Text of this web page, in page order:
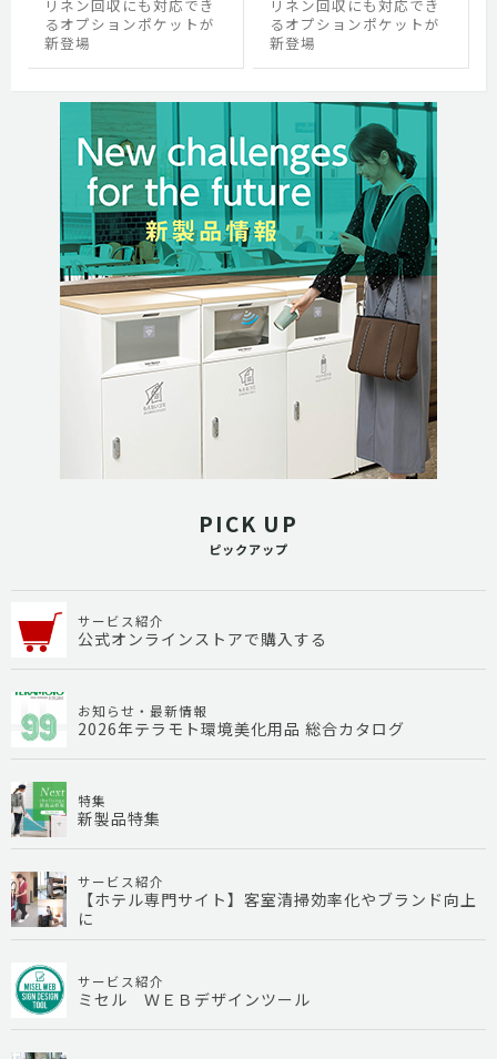
リネン回収にも対応でき
るオプションポケットが
新登場
リネン回収にも対応でき
るオプションポケットが
新登場
PICK UP
ピックアップ
サービス紹介
公式オンラインストアで購入する
お知らせ・最新情報
2026年テラモト環境美化用品 総合カタログ
特集
新製品特集
サービス紹介
【ホテル専門サイト】客室清掃効率化やブランド向上
に
サービス紹介
ミセル ＷＥＢデザインツール